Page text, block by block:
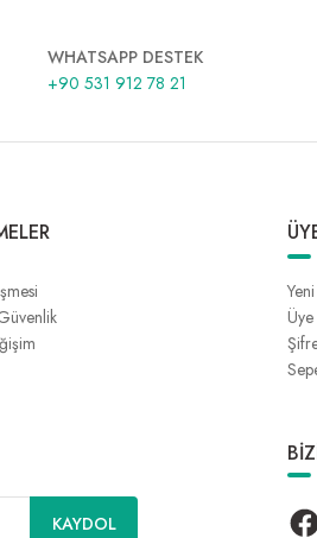
WHATSAPP DESTEK
+90 531 912 78 21
KAYDOL